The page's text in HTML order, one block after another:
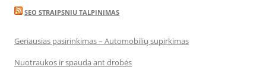
SEO STRAIPSNIU TALPINIMAS
Geriausias pasirinkimas – Automobilių supirkimas
Nuotraukos ir spauda ant drobės